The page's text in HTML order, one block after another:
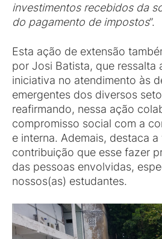
investimentos recebidos da
do pagamento de impostos”.
Esta ação de extensão
por Josi Batista, que ressalta
iniciativa no atendimento às
emergentes dos diversos
reafirmando, nessa ação
compromisso social com a
e interna. Ademais, destaca a
contribuição que esse fazer
das pessoas envolvidas,
nossos(as) estudantes.